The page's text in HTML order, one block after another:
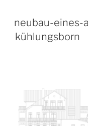
neubau-eines-
kühlungsborn